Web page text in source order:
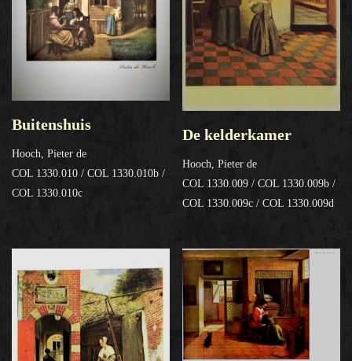
Buitenshuis
Hooch, Pieter de
COL 1330.010 / COL 1330.010b /
COL 1330.010c
De kelderkamer
Hooch, Pieter de
COL 1330.009 / COL 1330.009b /
COL 1330.009c / COL 1330.009d